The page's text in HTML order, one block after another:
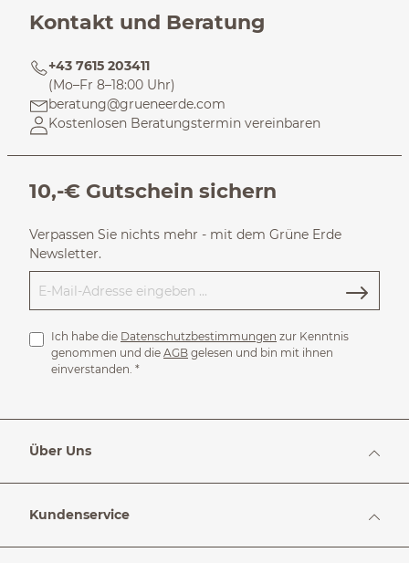
Kontakt und Beratung
+43 7615 203411
(Mo–Fr 8–18:00 Uhr)
beratung@grueneerde.com
Kostenlosen Beratungstermin vereinbaren
10,-€ Gutschein sichern
Verpassen Sie nichts mehr - mit dem Grüne Erde
Newsletter.
Ich habe die Datenschutzbestimmungen zur Kenntnis
genommen und die AGB gelesen und bin mit ihnen
einverstanden. *
Über Uns
Kundenservice